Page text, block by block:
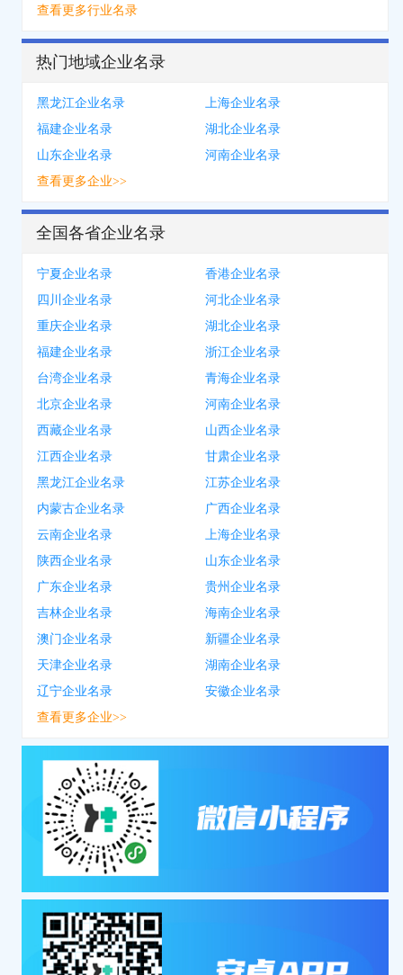
查看更多行业名录
热门地域企业名录
黑龙江企业名录
上海企业名录
福建企业名录
湖北企业名录
山东企业名录
河南企业名录
查看更多企业>>
全国各省企业名录
宁夏企业名录
香港企业名录
四川企业名录
河北企业名录
重庆企业名录
湖北企业名录
福建企业名录
浙江企业名录
台湾企业名录
青海企业名录
北京企业名录
河南企业名录
西藏企业名录
山西企业名录
江西企业名录
甘肃企业名录
黑龙江企业名录
江苏企业名录
内蒙古企业名录
广西企业名录
云南企业名录
上海企业名录
陕西企业名录
山东企业名录
广东企业名录
贵州企业名录
吉林企业名录
海南企业名录
澳门企业名录
新疆企业名录
天津企业名录
湖南企业名录
辽宁企业名录
安徽企业名录
查看更多企业>>